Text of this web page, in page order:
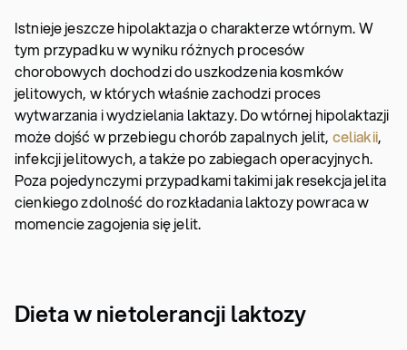
Istnieje jeszcze hipolaktazja o charakterze wtórnym. W
tym przypadku w wyniku różnych procesów
chorobowych dochodzi do uszkodzenia kosmków
jelitowych, w których właśnie zachodzi proces
wytwarzania i wydzielania laktazy. Do wtórnej hipolaktazji
może dojść w przebiegu chorób zapalnych jelit, celiakii,
infekcji jelitowych, a także po zabiegach operacyjnych.
Poza pojedynczymi przypadkami takimi jak resekcja jelita
cienkiego zdolność do rozkładania laktozy powraca w
momencie zagojenia się jelit.
Dieta w nietolerancji laktozy